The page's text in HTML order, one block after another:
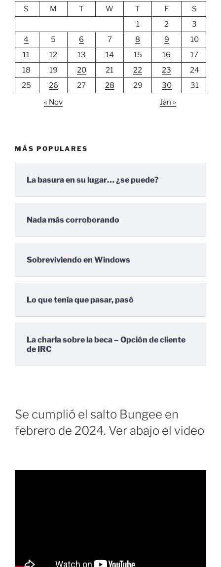
S
M T W T F
S
1
2
3
4
5 6 7 8 9
10
11
12 13 14 15 16
17
18
19 20 21 22 23
24
25
26 27 28 29 30
31
« Nov
Jan »
MÁS POPULARES
La basura en su lugar… ¿se puede?
Nada más corroborando
Sobreviviendo en Windows
Lo que tenía que pasar, pasó
La charla sobre la beca – Opción de cliente
de IRC
Se cumplió el salto Bungee en
febrero de 2024. Ver abajo el video